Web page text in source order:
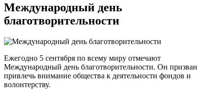
Международный день
благотворительности
Ежегодно 5 сентября по всему миру отмечают
Международный день благотворительности. Он призван
привлечь внимание общества к деятельности фондов и
волонтерству.